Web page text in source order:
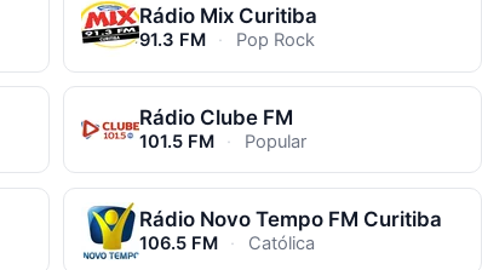
Rádio Mix Curitiba
91.3 FM · Pop Rock
Rádio Clube FM
101.5 FM · Popular
Rádio Novo Tempo FM Curitiba
106.5 FM · Católica